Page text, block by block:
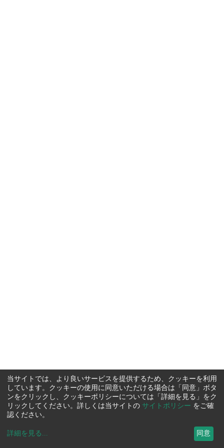
当サイトでは、より良いサービスを提供するため、クッキーを利用
しています。クッキーの使用に同意いただける場合は「同意」ボタ
ンをクリックし、クッキーポリシーについては「詳細を見る」をク
リックしてください。詳しくは当サイトの サイトポリシー をご確
認ください。
詳細を見る ... 同意